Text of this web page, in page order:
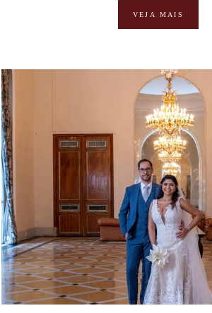
VEJA MAIS